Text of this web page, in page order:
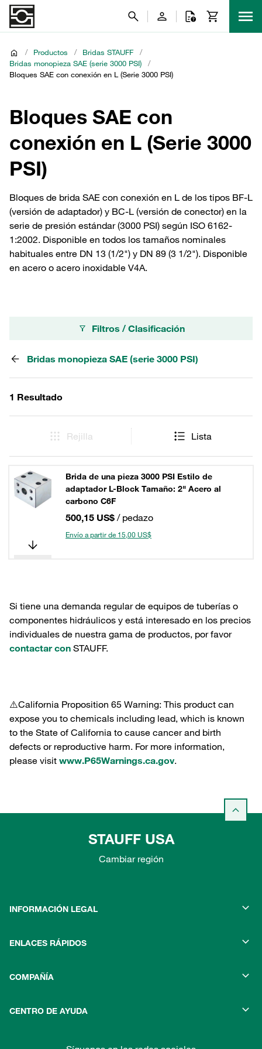
/ Productos / Bridas STAUFF
/
Bridas monopieza SAE (serie 3000 PSI)
/
Bloques SAE con conexión en L (Serie 3000 PSI)
Bloques SAE con
conexión en L (Serie 3000
PSI)
Bloques de brida SAE con conexión en L de los tipos BF-L
(versión de adaptador) y BC-L (versión de conector) en la
serie de presión estándar (3000 PSI) según ISO 6162-
1:2002. Disponible en todos los tamaños nominales
habituales entre DN 13 (1/2") y DN 89 (3 1/2"). Disponible
en acero o acero inoxidable V4A.
Filtros / Clasificación
Bridas monopieza SAE (serie 3000 PSI)
1 Resultado
Rejilla Lista
Brida de una pieza 3000 PSI Estilo de
adaptador L-Block Tamaño: 2" Acero al
carbono C6F
500,15 US$ / pedazo
Envío a partir de 15,00 US$
Si tiene una demanda regular de equipos de tuberías o
componentes hidráulicos y está interesado en los precios
individuales de nuestra gama de productos, por favor
contactar con STAUFF.
⚠️California Proposition 65 Warning: This product can
expose you to chemicals including lead, which is known
to the State of California to cause cancer and birth
defects or reproductive harm. For more information,
please visit www.P65Warnings.ca.gov.
STAUFF USA
Cambiar región
INFORMACIÓN LEGAL
ENLACES RÁPIDOS
COMPAÑÍA
CENTRO DE AYUDA